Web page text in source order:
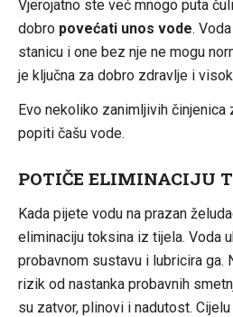
Vjerojatno ste već mnogo puta
dobro povećati unos vode.
stanicu i one bez nje ne mogu
je ključna za dobro zdravlje i
Evo nekoliko zanimljivih
popiti čašu vode.
POTIČE ELIMINACIJU
Kada pijete vodu na prazan
eliminaciju toksina iz tijela. Voda
probavnom sustavu i lubricira ga.
rizik od nastanka probavnih
su zatvor, plinovi i nadutost.